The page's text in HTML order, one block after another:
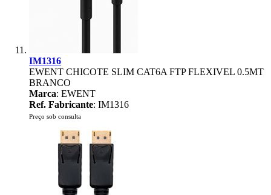
IM1316
EWENT CHICOTE SLIM CAT6A FTP FLEXIVEL 0.5MT
BRANCO
Marca: EWENT
Ref. Fabricante: IM1316
Preço sob consulta